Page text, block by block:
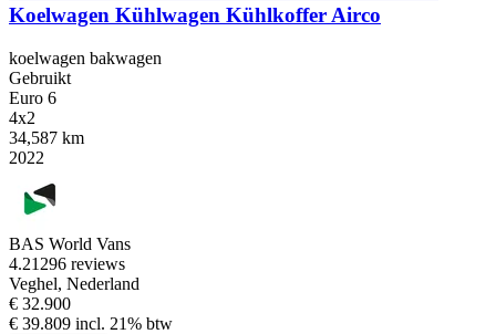
Koelwagen Kühlwagen Kühlkoffer Airco
koelwagen bakwagen
Gebruikt
Euro 6
4x2
34,587 km
2022
BAS World Vans
4.21296 reviews
Veghel, Nederland
€ 32.900
€ 39.809 incl. 21% btw